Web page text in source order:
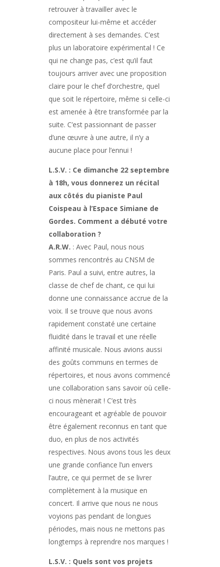
retrouver à travailler avec le
compositeur lui-même et accéder
directement à ses demandes. C’est
plus un laboratoire expérimental ! Ce
qui ne change pas, c’est qu’il faut
toujours arriver avec une proposition
claire pour le chef d’orchestre, quel
que soit le répertoire, même si celle-ci
est amenée à être transformée par la
suite. C’est passionnant de passer
d’une œuvre à une autre, il n’y a
aucune place pour l’ennui !
L.S.V. : Ce dimanche 22 septembre
à 18h, vous donnerez un récital
aux côtés du pianiste Paul
Coispeau à l’Espace Simiane de
Gordes. Comment a débuté votre
collaboration ?
A.R.W. : Avec Paul, nous nous
sommes rencontrés au CNSM de
Paris. Paul a suivi, entre autres, la
classe de chef de chant, ce qui lui
donne une connaissance accrue de la
voix. Il se trouve que nous avons
rapidement constaté une certaine
fluidité dans le travail et une réelle
affinité musicale. Nous avions aussi
des goûts communs en termes de
répertoires, et nous avons commencé
une collaboration sans savoir où celle-
ci nous mènerait ! C’est très
encourageant et agréable de pouvoir
être également reconnus en tant que
duo, en plus de nos activités
respectives. Nous avons tous les deux
une grande confiance l’un envers
l’autre, ce qui permet de se livrer
complètement à la musique en
concert. Il arrive que nous ne nous
voyions pas pendant de longues
périodes, mais nous ne mettons pas
longtemps à reprendre nos marques !
L.S.V. : Quels sont vos projets